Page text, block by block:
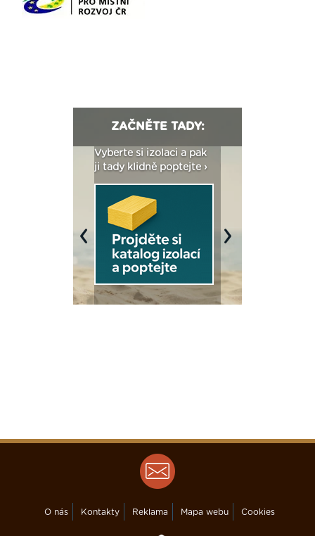
ZAČNĚTE TADY:
Vyberte si izolaci a pak
ji tady klidně poptejte ›
Previous Next
O nás Kontakty Reklama Mapa webu Cookies